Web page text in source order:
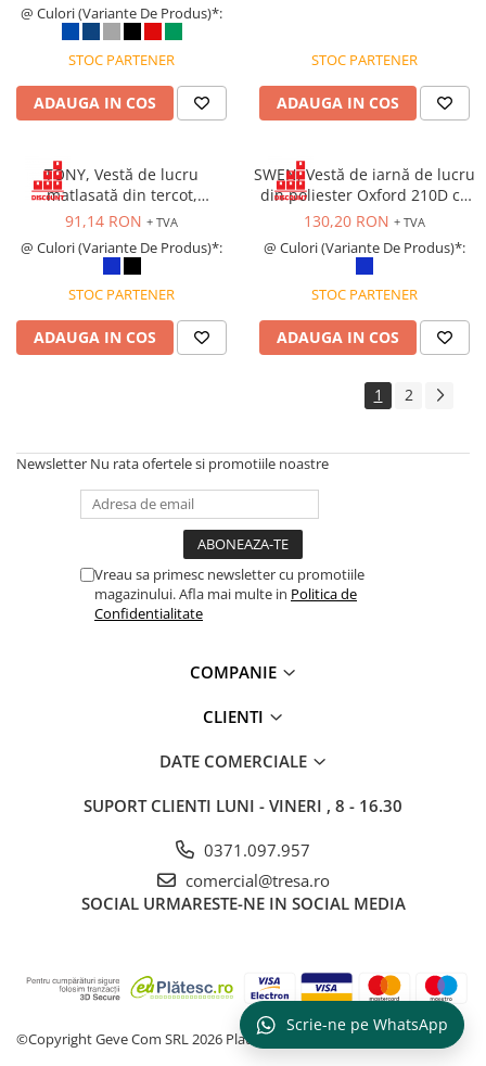
Mănuși de protecție
Protecție mecanică
Protecție chimică si biologică
Protecție termică (căldură)
Protecție termică (frig)
Anti-vibrații
Protecție descărcări electrostatice
Electroizolante
Protecție specială
Riscuri minime
CĂȘTI DE PROTECȚIE
Ochelari de protecție
Măști și geamuri de sudură
PROTECȚIE AUDITIVĂ
Antifoane externe clasice
Antifoane interne cu fir
PROTECȚIE RESPIRATORIE
Protecție respiratorie de unică
Măști integrale reutilizabile
Semi-măști reutilizabile
Filtre
@ Culori (Variante De Produs)*:
STOC PARTENER
ADAUGA IN COS
STOC PARTENER
ADAUGA IN COS
TONY, Vestă de lucru
matlasată din tercot,
căptușeală din nylon
91,14 RON + TVA
@ Culori (Variante De Produs)*:
STOC PARTENER
ADAUGA IN COS
SWEN, Vestă de iarnă de lucru
din poliester Oxford 210D cu
acoperire PU, căptușeală din
130,20 RON + TVA
@ Culori (Variante De Produs)*:
STOC PARTENER
ADAUGA IN COS
1 2
Newsletter Nu rata ofertele si promotiile noastre
Vreau sa primesc newsletter cu promotiile
magazinului. Afla mai multe in Politica de
Confidentialitate
COMPANIE
CLIENTI
DATE COMERCIALE
SUPORT CLIENTI LUNI - VINERI , 8 - 16.30
0371.097.957
comercial@tresa.ro
SOCIAL URMARESTE-NE IN SOCIAL MEDIA
©Copyright Geve Com SRL 2026 Platforma E-commerce by Gomag
Scrie-ne pe WhatsApp